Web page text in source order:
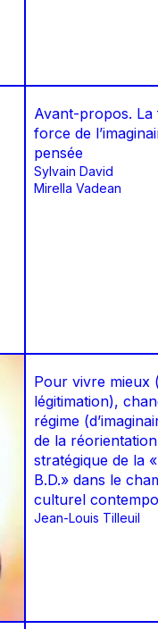
Avant-propos. La
force de
pensée
Sylvain David
Mirella Vadean
Pour vivre mieux
légitimation),
régime
de la réorientation
stratégique de la
B.D.» dans le
culturel
Jean-Louis Tilleuil